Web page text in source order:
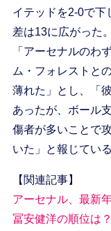
イテッドを2-0で下
差は13に広がった
「アーセナルのわ
ム・フォレストと
薄れた」とし、「
あったが、ボール
傷者が多いことで
いた」と報じている
【関連記事】
アーセナル、最新
冨安健洋の順位は